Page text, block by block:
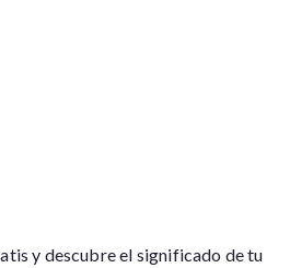
y descubre el significado de tu